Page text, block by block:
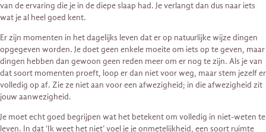
van de ervaring die je in de diepe slaap had. Je verlangt dan dus naar iets
wat je al heel goed kent.
Er zijn momenten in het dagelijks leven dat er op natuurlijke wijze dingen
opgegeven worden. Je doet geen enkele moeite om iets op te geven, maar
dingen hebben dan gewoon geen reden meer om er nog te zijn. Als je van
dat soort momenten proeft, loop er dan niet voor weg, maar stem jezelf er
volledig op af. Zie ze niet aan voor een afwezigheid; in die afwezigheid zit
jouw aanwezigheid.
Je moet echt goed begrijpen wat het betekent om volledig in niet-weten te
leven. In dat ‘Ik weet het niet’ voel je je onmetelijkheid, een soort ruimte